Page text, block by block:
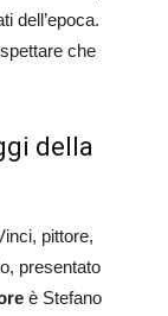
dell’epoca.
che
della
pittore,
presentato
è Stefano